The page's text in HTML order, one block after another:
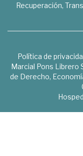
Recuperación,
Política de
Marcial Pons Librero
de Derecho,